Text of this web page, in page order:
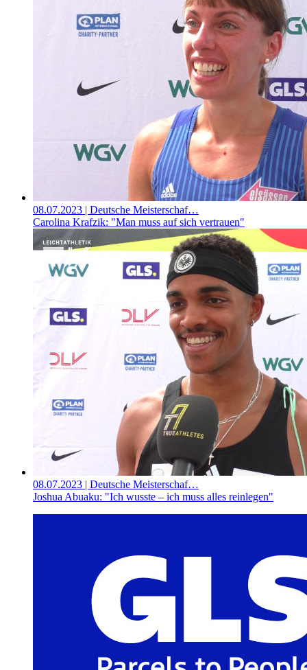
08.07.2023 | Deutsche Meisterschaf…
Carolina Krafzik: "Man muss auf sich vertrauen"
08.07.2023 | Deutsche Meisterschaf…
Joshua Abuaku: "Ich wusste – ich muss alles reinlegen"